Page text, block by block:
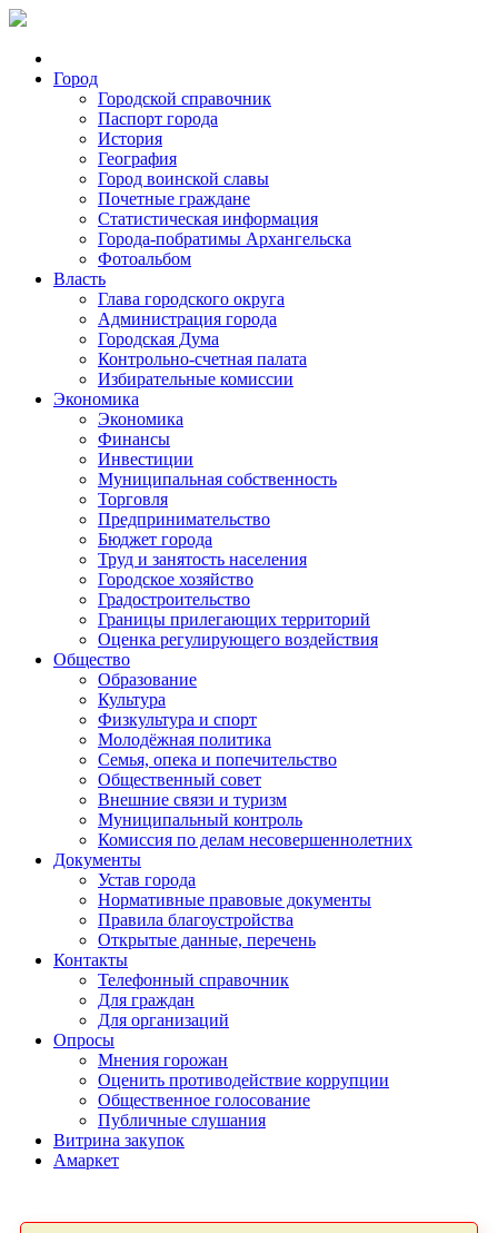
Город
Городской справочник
Паспорт города
История
География
Город воинской славы
Почетные граждане
Статистическая информация
Города-побратимы Архангельска
Фотоальбом
Власть
Глава городского округа
Администрация города
Городская Дума
Контрольно-счетная палата
Избирательные комиссии
Экономика
Экономика
Финансы
Инвестиции
Муниципальная собственность
Торговля
Предпринимательство
Бюджет города
Труд и занятость населения
Городское хозяйство
Градостроительство
Границы прилегающих территорий
Оценка регулирующего воздействия
Общество
Образование
Культура
Физкультура и спорт
Молодёжная политика
Семья, опека и попечительство
Общественный совет
Внешние связи и туризм
Муниципальный контроль
Комиссия по делам несовершеннолетних
Документы
Устав города
Нормативные правовые документы
Правила благоустройства
Открытые данные, перечень
Контакты
Телефонный справочник
Для граждан
Для организаций
Опросы
Мнения горожан
Оценить противодействие коррупции
Общественное голосование
Публичные слушания
Витрина закупок
Амаркет